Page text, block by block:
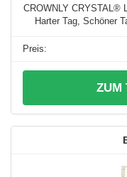
CROWNLY CRYSTAL®
Harter Tag, Schöner
ZUM